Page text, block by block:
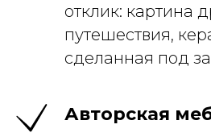
отклик: картина
путешествия,
сделанная под
Авторская